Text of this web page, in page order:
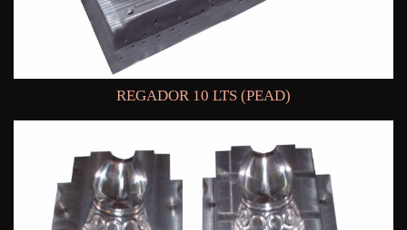
REGADOR 10 LTS (PEAD)